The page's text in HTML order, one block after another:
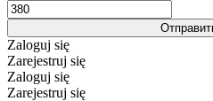
Zaloguj się
Zarejestruj się
Zaloguj się
Zarejestruj się